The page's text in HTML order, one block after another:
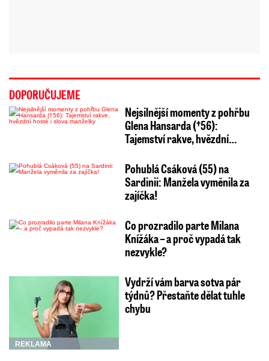
DOPORUČUJEME
Nejsilnější momenty z pohřbu
Glena Hansarda (†56):
Tajemství rakve, hvězdní…
Pohublá Csáková (55) na
Sardinii: Manžela vyměnila za
zajíčka!
Co prozradilo parte Milana
Knížáka – a proč vypadá tak
nezvykle?
REKLAMA
Vydrží vám barva sotva pár
týdnů? Přestaňte dělat tuhle
chybu